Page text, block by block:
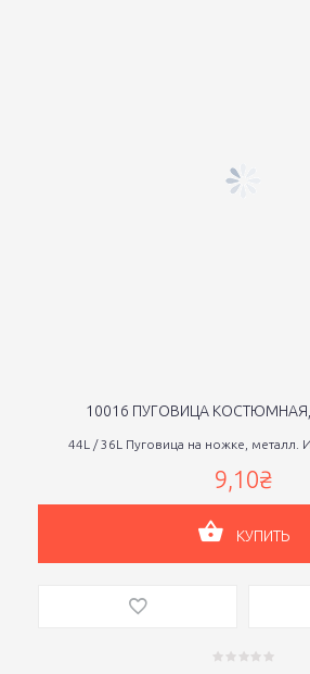
10016 ПУГОВИЦА
44L / 36L Пуговица на ножке, металл.
9,10₴
КУПИТЬ